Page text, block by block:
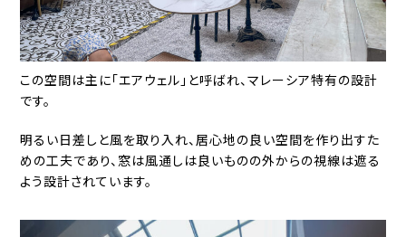
この空間は主に「エアウェル」と呼ばれ、マレーシア特有の設計
です。
明るい日差しと風を取り入れ、居心地の良い空間を作り出すた
めの工夫であり、窓は風通しは良いものの外からの視線は遮る
よう設計されています。